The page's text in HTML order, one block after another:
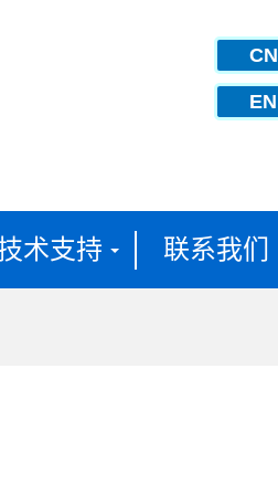
CN
EN
术支持 联系我们